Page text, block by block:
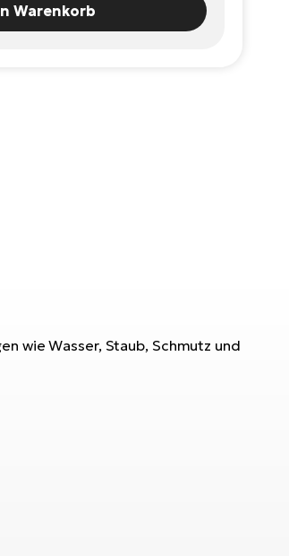
Warenkorb
wie Wasser, Staub, Schmutz und